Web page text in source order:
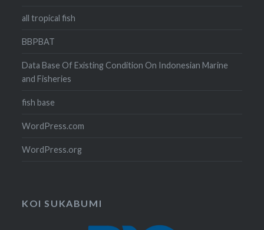
all tropical fish
BBPBAT
Data Base Of Existing Condition On Indonesian Marine
and Fisheries
fish base
WordPress.com
WordPress.org
KOI SUKABUMI